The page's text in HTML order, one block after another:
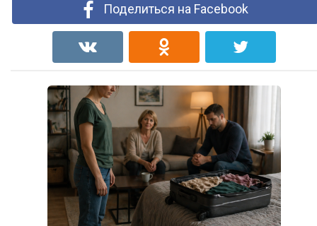
Поделиться на Facebook